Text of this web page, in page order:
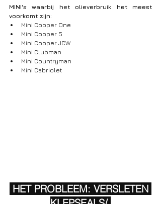
MINI's waarbij het olieverbruik het meest
voorkomt zijn:
Mini Cooper One
Mini Cooper S
Mini Cooper JCW
Mini Clubman
Mini Countryman
Mini Cabriolet